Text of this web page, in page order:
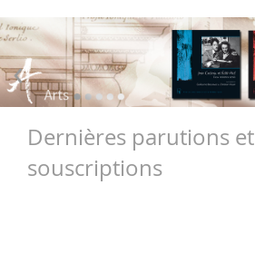
‹
Dernières parutions et
souscriptions